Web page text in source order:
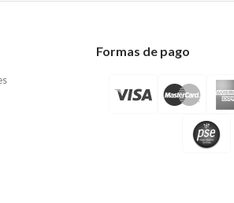
Formas de pago